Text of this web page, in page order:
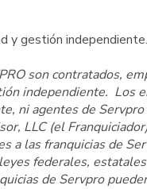
y gestión independiente.
son contratados,
independiente. Los
ni agentes de
LLC (el
a las franquicias de
federales,
de Servpro